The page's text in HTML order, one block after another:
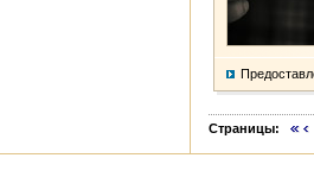
Страницы: